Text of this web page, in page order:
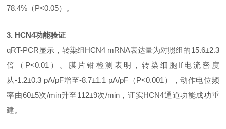
78.4%（P<0.05）。
3. HCN4功能验证
qRT-PCR显示，转染组HCN4 mRNA表达量为对照组的15.6±2.3
倍（P<0.01）。膜片钳检测表明，转染细胞If电流密度
从-1.2±0.3 pA/pF增至-8.7±1.1 pA/pF（P<0.001），动作电位频
率由60±5次/min升至112±9次/min，证实HCN4通道功能成功重
建。